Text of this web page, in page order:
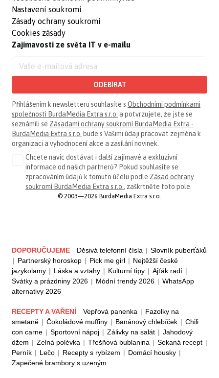
Nastavení soukromí
Zásady ochrany soukromí
Cookies zásady
Zajímavosti ze světa IT v e-mailu
ODEBÍRAT
Přihlášením k newsletteru souhlasíte s Obchodními podmínkami
společnosti BurdaMedia Extra s.r.o. a potvrzujete, že jste se
seznámili se Zásadami ochrany soukromí BurdaMedia Extra -
BurdaMedia Extra s.r.o. bude s Vašimi údaji pracovat zejména k
organizaci a vyhodnocení akce a zasílání novinek.
Chcete navíc dostávat i další zajímavé a exkluzivní
informace od našich partnerů? Pokud souhlasíte se
zpracováním údajů k tomuto účelu podle Zásad ochrany
soukromí BurdaMedia Extra s.r.o. , zaškrtněte toto pole.
© 2003—2026 BurdaMedia Extra s.r.o.
DOPORUČUJEME Děsivá telefonní čísla | Slovník puberťáků
| Partnerský horoskop | Pick me girl | Nejtěžší české
jazykolamy | Láska a vztahy | Kulturní tipy | Ajťák radí |
Svátky a prázdniny 2026 | Módní trendy 2026 | WhatsApp
alternativy 2026
RECEPTY A VAŘENÍ Vepřová panenka | Fazolky na
smetaně | Čokoládové muffiny | Banánový chlebíček | Chili
con carne | Sportovní nápoj | Zálivky na salát | Jahodový
džem | Zelná polévka | Třešňová bublanina | Sekaná recept |
Perník | Lečo | Recepty s rybízem | Domácí housky |
Zapečené brambory s uzeným